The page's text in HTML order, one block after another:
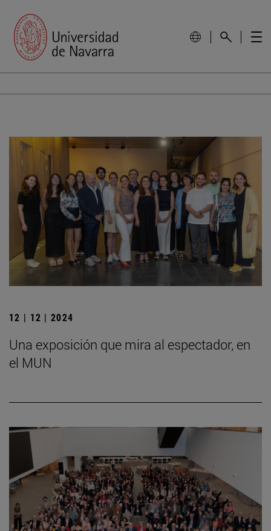
12 | 12 | 2024
Una exposición que mira al espectador, en
el MUN